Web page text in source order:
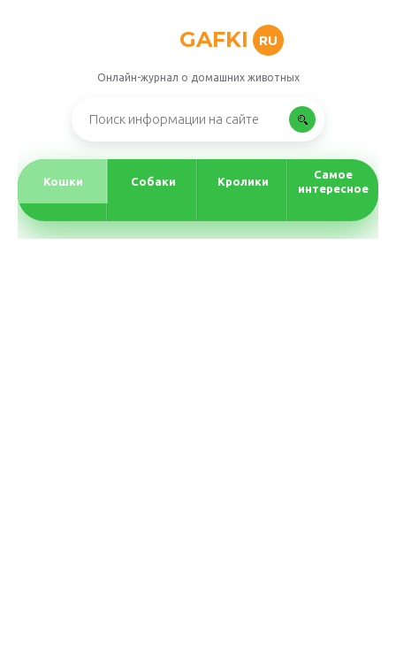
GAFKI RU
Онлайн-журнал о домашних животных
Кошки Собаки Кролики
Самое
интересное